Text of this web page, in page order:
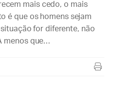
mais cedo, o mais
é que os homens sejam
for diferente, não
menos que…